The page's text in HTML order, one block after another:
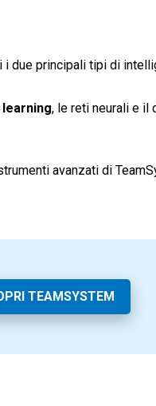
i due principali tipi di
, le reti neurali e il
avanzati di
TEAMSYSTEM